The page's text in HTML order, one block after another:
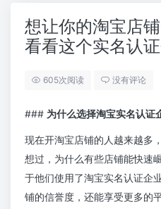
想让你的淘宝店
看看这个实名认
605次阅读 没有评论
### 为什么选择淘宝实名认证
现在开淘宝店铺的人越来越多
想过，为什么有些店铺能快速
于他们使用了淘宝实名认证企
铺的信誉度，还能享受更多的